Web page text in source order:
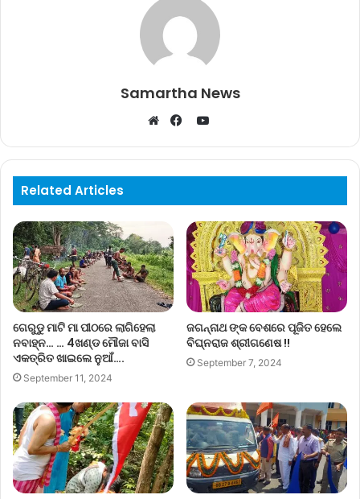
Samartha News
YouTube
Related Articles
ଗେରୁଡୁ ମାଟି ମା ପୀଠରେ ଲାଗିହେଲା
ନବାହ୍ନ… … 4ଖଣ୍ଡ ମୌଜା ବାସି
ଏକତ୍ରିତ ଖାଇଲେ ନୁଆଁ….
September 11, 2024
ଜଗନ୍ନାଥ ଙ୍କ ବେଶରେ ପୂଜିତ ହେଲେ
ବିଘ୍ନରାଜ ଶ୍ରୀଗଣେଷ !!
September 7, 2024